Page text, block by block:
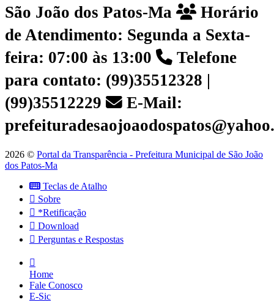
São João dos Patos-Ma
Horário
de Atendimento: Segunda a Sexta-
feira: 07:00 às 13:00
Telefone
para contato: (99)35512328 |
(99)35512229
E-Mail:
2026 © Portal da Transparência - Prefeitura Municipal de São João
dos Patos-Ma
Teclas de Atalho
Sobre
*Retificação
Download
Perguntas e Respostas
Home
Fale Conosco
E-Sic